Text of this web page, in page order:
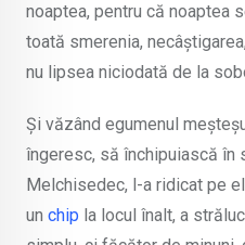
noaptea, pentru că noaptea
toată smerenia,
nu lipsea niciodată de la
Și văzând egumenul
îngeresc, să închipuiască în
Melchisedec, l-a ridicat pe
un chip la locul înalt, a